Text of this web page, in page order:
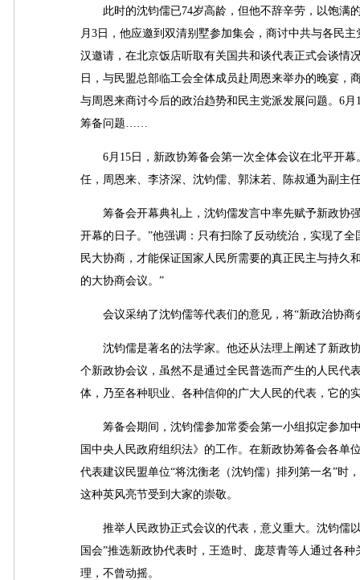
此时的沈钧儒已74岁高龄，但他不辞辛劳，以饱满
月3日，他应邀到双清别墅参加集会，商讨中共与各民
汉邀请，在北京饭店听取有关国共和谈代表正式会谈情
日，与民盟总部临工会全体成员赴周恩来举办的晚宴，
与周恩来商讨今后的政治趋势和民主党派发展问题。6
筹备问题……
6月15日，新政协筹备会第一次全体会议在北平开幕
任，周恩来、李济深、沈钧儒、郭沫若、陈叔通为副主
筹备会开幕典礼上，沈钧儒发言中率先赋予新政协强
开幕的日子。”他强调：只有扫除了反动统治，实现了
民大协商，才能保证国家人民所需要的真正民主与持久
的大协商会议。”
会议采纳了沈钧儒等代表们的意见，将“新政治协商
沈钧儒是著名的法学家。他还从法理上阐述了新政协
个新政协会议，虽然不是通过全民普选而产生的人民代
体，乃至各种职业、各种信仰的广大人民的代表，它的
筹备会期间，沈钧儒参加常委会第一小组拟定参加
国中央人民政府组织法》的工作。在新政协筹备会各单
代表建议民盟单位“将沈衡老（沈钧儒）排列第一名”时
这种英风亮节受到大家的崇敬。
推举人民政协正式会议的代表，意义重大。沈钧儒以
国会”推选新政协代表时，王造时、庞荩青等人通过各
理，不曾动摇。